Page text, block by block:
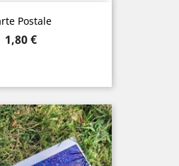
Postale
Prix
1,80 €